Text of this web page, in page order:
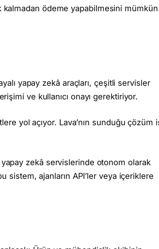
kalmadan ödeme yapabilmesini mümkün
yapay zekâ araçları, çeşitli servisler
ve kullanıcı onayı gerektiriyor.
yol açıyor. Lava’nın sunduğu çözüm
yapay zekâ servislerinde otonom olarak
sistem, ajanların API’ler veya içeriklere